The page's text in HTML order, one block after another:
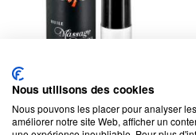
Nous utilisons des cookies
Nous pouvons les placer pour analyser
améliorer notre site Web, afficher un